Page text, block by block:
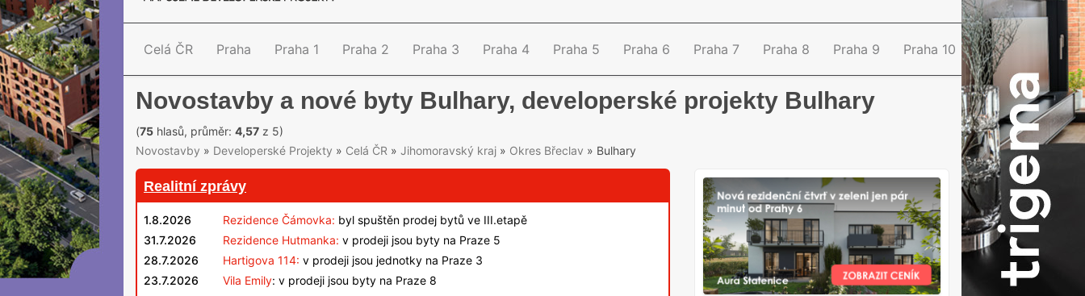
Celá ČR Praha Praha 1 Praha 2 Praha 3 Praha 4 Praha 5 Praha 6 Praha 7 Praha 8 Praha 9 Praha 10
Novostavby a nové byty Bulhary, developerské projekty Bulhary
(75 hlasů, průměr: 4,57 z 5)
Novostavby » Developerské Projekty » Celá ČR » Jihomoravský kraj » Okres Břeclav » Bulhary
Realitní zprávy
1.8.2026 Rezidence Čámovka: byl spuštěn prodej bytů ve III.etapě
31.7.2026
Rezidence Hutmanka: v prodeji jsou byty na Praze 5
28.7.2026
Hartigova 114: v prodeji jsou jednotky na Praze 3
23.7.2026
Vila Emily: v prodeji jsou byty na Praze 8